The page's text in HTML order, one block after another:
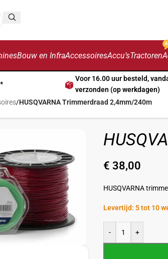
Bouw en InfraAccessoiresAccu’sTractoren
Voor 16.00 uur besteld,
verzonden (op werkdagen)
/HUSQVARNA Trimmerdraad 2,4mm/240m
€ 38,00
HUSQVARNA
Levertijd: 5 tot 10
- +